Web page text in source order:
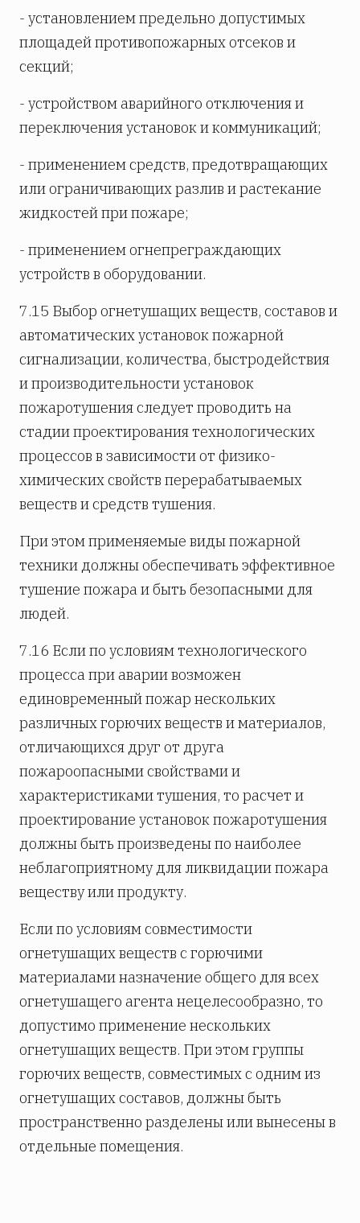
- установлением предельно допустимых
площадей противопожарных отсеков и
секций;
- устройством аварийного отключения и
переключения установок и коммуникаций;
- применением средств, предотвращающих
или ограничивающих разлив и растекание
жидкостей при пожаре;
- применением огнепреграждающих
устройств в оборудовании.
7.15 Выбор огнетушащих веществ, составов и
автоматических установок пожарной
сигнализации, количества, быстродействия
и производительности установок
пожаротушения следует проводить на
стадии проектирования технологических
процессов в зависимости от физико-
химических свойств перерабатываемых
веществ и средств тушения.
При этом применяемые виды пожарной
техники должны обеспечивать эффективное
тушение пожара и быть безопасными для
людей.
7.16 Если по условиям технологического
процесса при аварии возможен
единовременный пожар нескольких
различных горючих веществ и материалов,
отличающихся друг от друга
пожароопасными свойствами и
характеристиками тушения, то расчет и
проектирование установок пожаротушения
должны быть произведены по наиболее
неблагоприятному для ликвидации пожара
веществу или продукту.
Если по условиям совместимости
огнетушащих веществ с горючими
материалами назначение общего для всех
огнетушащего агента нецелесообразно, то
допустимо применение нескольких
огнетушащих веществ. При этом группы
горючих веществ, совместимых с одним из
огнетушащих составов, должны быть
пространственно разделены или вынесены в
отдельные помещения.